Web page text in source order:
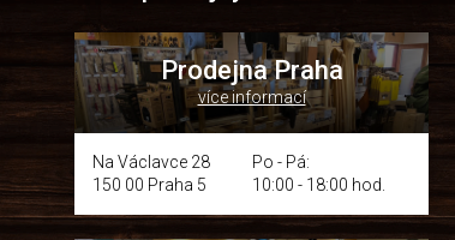
Prodejna Praha
více informací
Na Václavce 28
150 00 Praha 5
Po - Pá:
10:00 - 18:00 hod.